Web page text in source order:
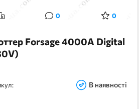
0 0
Forsage 4000A Digital
В наявності